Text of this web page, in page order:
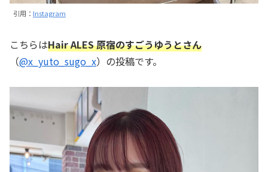
引用： Instagram
こちらはHair ALES 原宿のすごうゆうとさん
（@x_yuto_sugo_x）の投稿です。